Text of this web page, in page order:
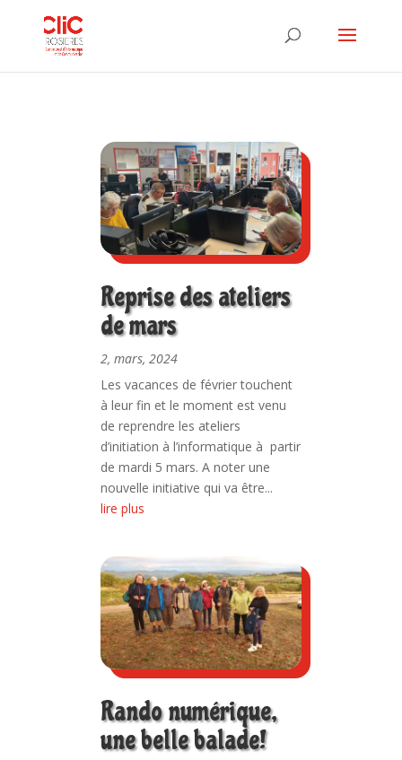
Reprise des ateliers
de mars
2, mars, 2024
Les vacances de février touchent
à leur fin et le moment est venu
de reprendre les ateliers
d’initiation à l’informatique à partir
de mardi 5 mars. A noter une
nouvelle initiative qui va être...
lire plus
Rando numérique,
une belle balade!